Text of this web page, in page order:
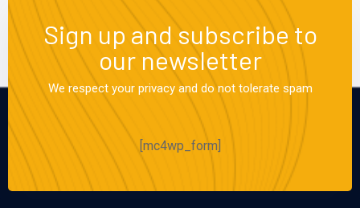
Sign up and subscribe to
our newsletter
We respect your privacy and do not tolerate spam
[mc4wp_form]